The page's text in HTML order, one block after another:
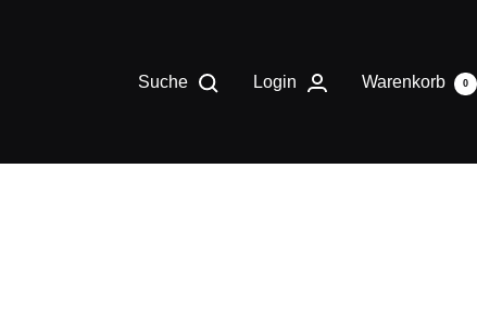
Suche Login Warenkorb 0